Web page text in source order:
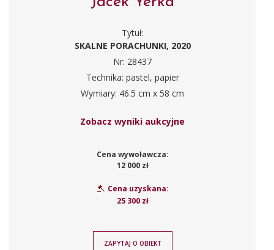
Tytuł:
SKALNE PORACHUNKI, 2020
Nr: 28437
Technika: pastel, papier
Wymiary: 46.5 cm x 58 cm
Zobacz wyniki aukcyjne
Cena wywoławcza:
12 000 zł
Cena uzyskana:
25 300 zł
ZAPYTAJ O OBIEKT